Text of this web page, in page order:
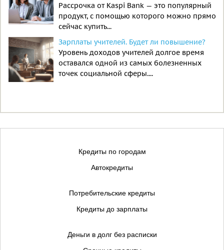
Рассрочка от Kaspi Bank — это популярный
продукт, с помощью которого можно прямо
сейчас купить...
Зарплаты учителей. Будет ли повышение?
Уровень доходов учителей долгое время
оставался одной из самых болезненных
точек социальной сферы....
Кредиты по городам
Автокредиты
Потребительские кредиты
Кредиты до зарплаты
Деньги в долг без расписки